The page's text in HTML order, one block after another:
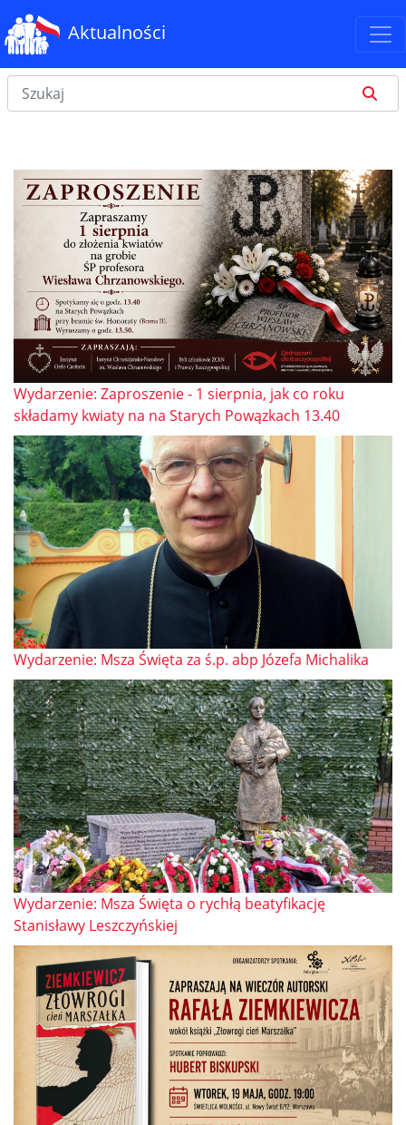
Aktualności
Wydarzenie: Zaproszenie - 1 sierpnia, jak co roku
składamy kwiaty na na Starych Powązkach 13.40
Wydarzenie: Msza Święta za ś.p. abp Józefa Michalika
Wydarzenie: Msza Święta o rychłą beatyfikację
Stanisławy Leszczyńskiej